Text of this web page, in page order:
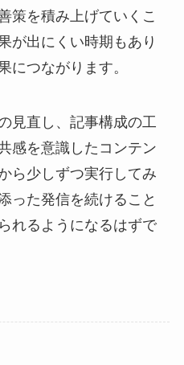
策を積み上げていくこ
が出にくい時期もあり
につながります。
見直し、記事構成の工
感を意識したコンテン
ら少しずつ実行してみ
った発信を続けること
れるようになるはずで